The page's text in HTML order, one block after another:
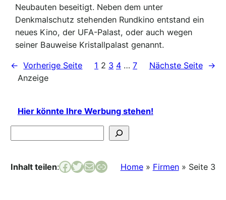
Neubauten beseitigt. Neben dem unter
Denkmalschutz stehenden Rundkino entstand ein
neues Kino, der UFA-Palast, oder auch wegen
seiner Bauweise Kristallpalast genannt.
← Vorherige Seite 1 2 3 4 … 7 Nächste Seite
→
Anzeige
Hier könnte Ihre Werbung stehen!
Inhalt teilen:Facebook
Twitter
E-Mail
Link Home» Firmen» Seite 3